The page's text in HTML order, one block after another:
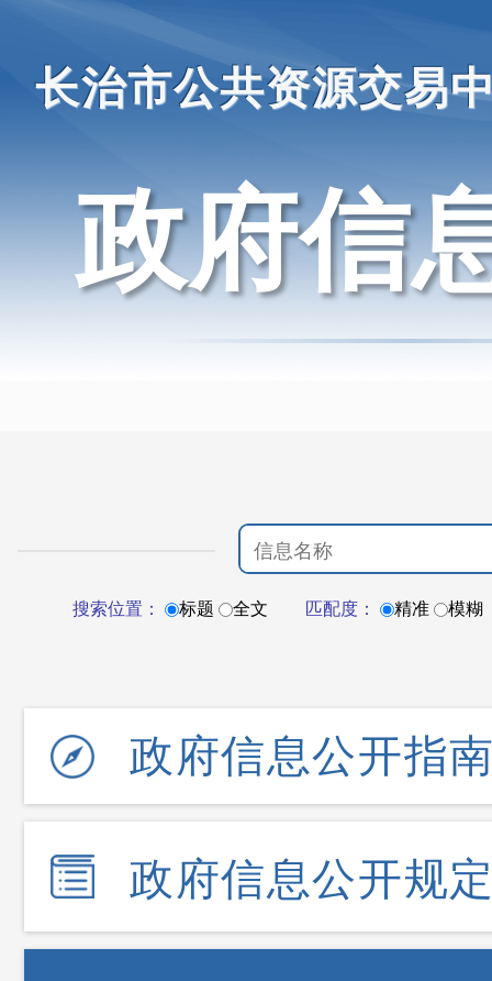
长治市公共资源交易
政府信
搜索位置： 标题 全文 匹配度： 精准 模糊
政府信息公开指
政府信息公开规